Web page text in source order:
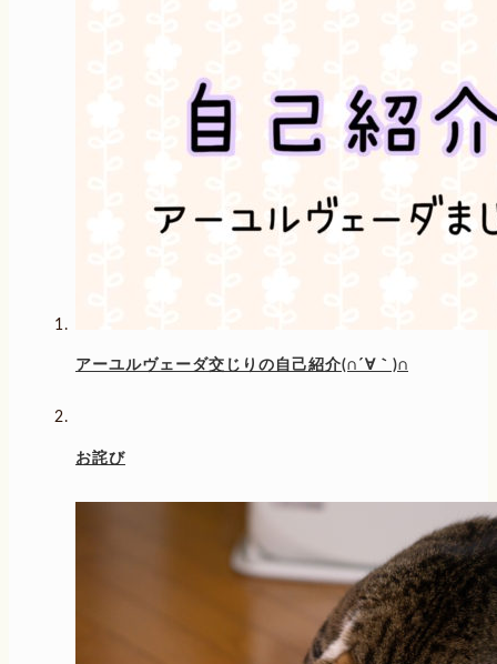
アーユルヴェーダ交じりの自己紹介(∩´∀｀)∩
お詫び